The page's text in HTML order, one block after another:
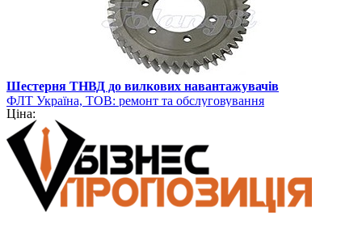
Шестерня ТНВД до вилкових навантажувачів
ФЛТ Україна, ТОВ: ремонт та обслуговування
навантажувально-розвантажувальної техніки
Ціна: